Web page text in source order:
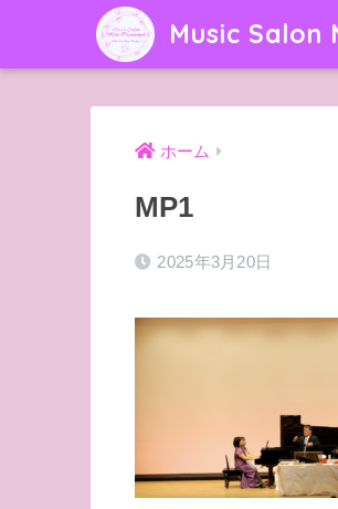
Music Salon
ホーム
MP1
2025年3月20日